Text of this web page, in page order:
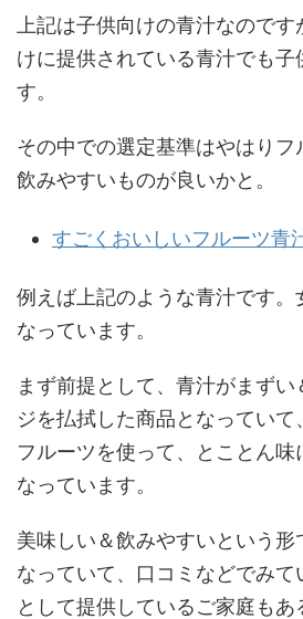
上記は子供向けの青汁なので
けに提供されている青汁でも
す。
その中での選定基準はやはりフ
飲みやすいものが良いかと。
すごくおいしいフルーツ青
例えば上記のような青汁です。
なっています。
まず前提として、青汁がまず
ジを払拭した商品となってい
フルーツを使って、とことん味
なっています。
美味しい＆飲みやすいという形
なっていて、口コミなどでみ
として提供しているご家庭も